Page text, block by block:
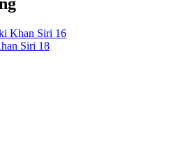
Khan Siri 16
Siri 18